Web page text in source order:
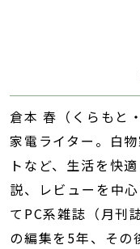
倉本 春（くらもと
家電ライター。白
トなど、生活を快
説、レビューを中
てPC系雑誌（月
の編集を5年、その